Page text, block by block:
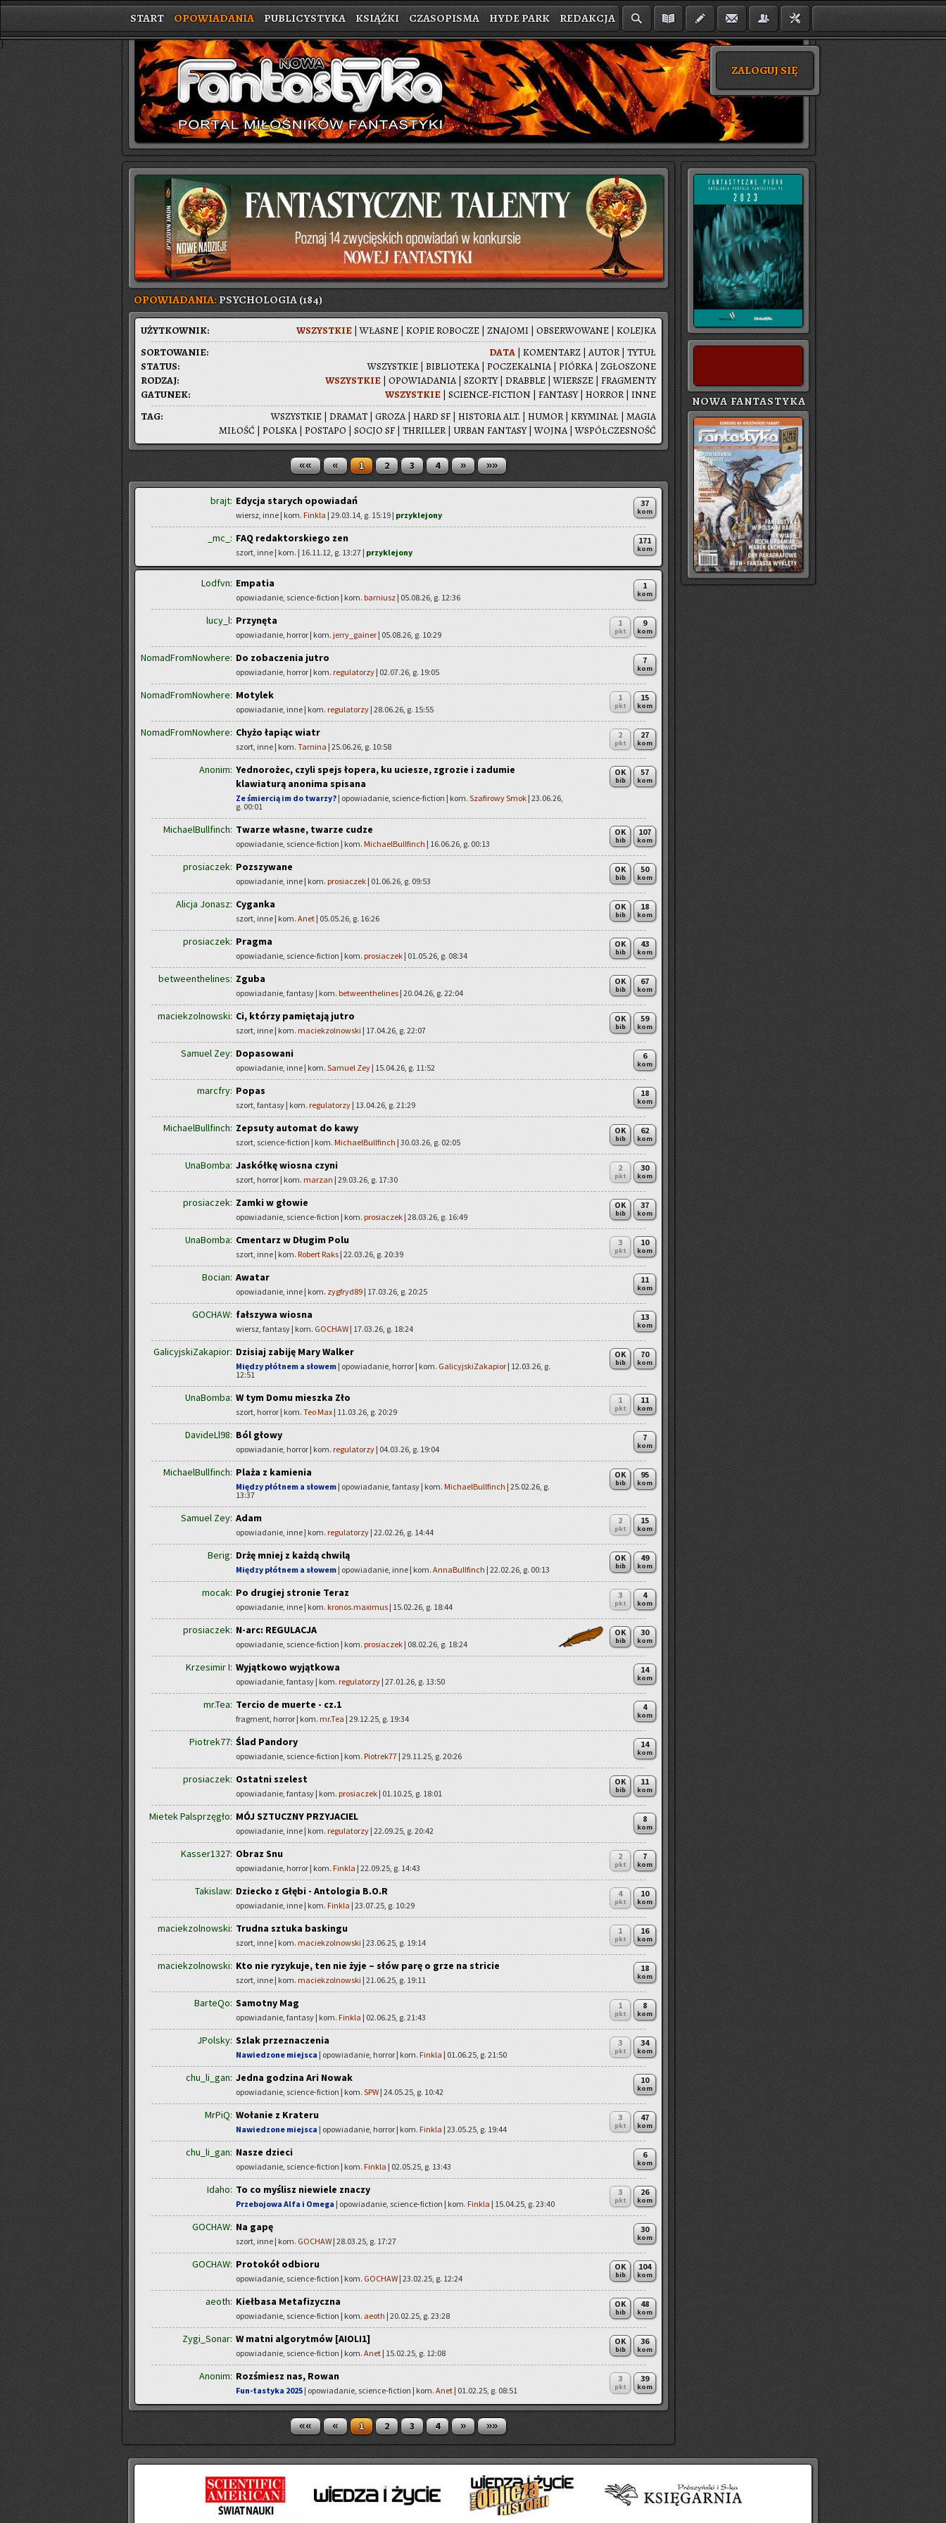
START OPOWIADANIA PUBLICYSTYKA KSIĄŻKI CZASOPISMA HYDE PARK REDAKCJA
ZALOGUJ SIĘ
}
OPOWIADANIA:PSYCHOLOGIA (184)
WSZYST­KIE |WŁA­SNE | KOPIE RO­BO­CZE | ZNA­JO­MI | OB­SER­WO­WA­NE | KO­LEJ­KA
UŻYT­KOW­NIK:
DATA | KO­MEN­TARZ |AUTOR| TYTUŁ
WSZYST­KIE | BI­BLIO­TE­KA| PO­CZE­KAL­NIA| PIÓR­KA| ZGŁO­SZO­NE
WSZYST­KIE | OPO­WIA­DA­NIA| SZOR­TY| DRAB­BLE |WIER­SZE | FRAG­MEN­TY
WSZYST­KIE | SCIEN­CE-FIC­TION | FAN­TA­SY| HOR­ROR| INNE
SOR­TO­WA­NIE:
STA­TUS:
RO­DZAJ:
GA­TU­NEK:
WSZYST­KIE | DRA­MAT | GROZA| HARD SF | HI­STO­RIA ALT. | HUMOR| KRY­MI­NAŁ | MAGIA
MI­ŁOŚĆ | POL­SKA| PO­STA­PO | SOCJO SF | THRIL­LER| URBAN FAN­TA­SY|WOJNA|WSPÓŁ­CZE­SNOŚĆ
TAG:
«« « 1 2 3 4 » »»
brajt: Edycja starych opowiadań
wiersz, inne | kom. Finkla | 29.03.14, g. 15:19 | przyklejony
37
kom
_mc_: FAQ redaktorskiego zen
szort, inne | kom. | 16.11.12, g. 13:27 | przyklejony
171
kom
Lodfvn: Empatia
opowiadanie, science-fiction | kom. barniusz | 05.08.26, g. 12:36
1
kom
lucy_l: Przynęta
opowiadanie, horror | kom. jerry_gainer | 05.08.26, g. 10:29
9
kom
1
pkt
NomadFromNowhere: Do zobaczenia jutro
opowiadanie, horror | kom. regulatorzy | 02.07.26, g. 19:05
7
kom
NomadFromNowhere: Motylek
opowiadanie, inne | kom. regulatorzy | 28.06.26, g. 15:55
15
kom
1
pkt
NomadFromNowhere: Chyżo łapiąc wiatr
szort, inne | kom. Tarnina | 25.06.26, g. 10:58
27
kom
2
pkt
Anonim: Yednorożec, czyli spejs łopera, ku uciesze, zgrozie i zadumie
klawiaturą anonima spisana
Ze śmiercią im do twarzy? | opowiadanie, science-fiction | kom. Szafirowy Smok | 23.06.26,
g. 00:01
57
kom
OK
bib
MichaelBullfinch: Twarze własne, twarze cudze
opowiadanie, science-fiction | kom. MichaelBullfinch | 16.06.26, g. 00:13
107
kom
OK
bib
prosiaczek: Pozszywane
opowiadanie, inne | kom. prosiaczek | 01.06.26, g. 09:53
50
kom
OK
bib
Alicja Jonasz: Cyganka
szort, inne | kom. Anet | 05.05.26, g. 16:26
18
kom
OK
bib
prosiaczek: Pragma
opowiadanie, science-fiction | kom. prosiaczek | 01.05.26, g. 08:34
43
kom
OK
bib
betweenthelines: Zguba
opowiadanie, fantasy | kom. betweenthelines | 20.04.26, g. 22:04
67
kom
OK
bib
maciekzolnowski: Ci, którzy pamiętają jutro
szort, inne | kom. maciekzolnowski | 17.04.26, g. 22:07
59
kom
OK
bib
Samuel Zey: Dopasowani
opowiadanie, inne | kom. Samuel Zey | 15.04.26, g. 11:52
6
kom
marcfry: Popas
szort, fantasy | kom. regulatorzy | 13.04.26, g. 21:29
18
kom
MichaelBullfinch: Zepsuty automat do kawy
szort, science-fiction | kom. MichaelBullfinch | 30.03.26, g. 02:05
62
kom
OK
bib
UnaBomba: Jaskółkę wiosna czyni
szort, horror | kom. marzan | 29.03.26, g. 17:30
30
kom
2
pkt
prosiaczek: Zamki w głowie
opowiadanie, science-fiction | kom. prosiaczek | 28.03.26, g. 16:49
37
kom
OK
bib
UnaBomba: Cmentarz w Długim Polu
szort, inne | kom. Robert Raks | 22.03.26, g. 20:39
10
kom
3
pkt
Bocian: Awatar
opowiadanie, inne | kom. zygfryd89 | 17.03.26, g. 20:25
11
kom
GOCHAW: fałszywa wiosna
wiersz, fantasy | kom. GOCHAW | 17.03.26, g. 18:24
13
kom
GalicyjskiZakapior: Dzisiaj zabiję Mary Walker
Między płótnem a słowem | opowiadanie, horror | kom. GalicyjskiZakapior | 12.03.26, g.
12:51
70
kom
OK
bib
UnaBomba: W tym Domu mieszka Zło
szort, horror | kom. Teo Max | 11.03.26, g. 20:29
11
kom
1
pkt
DavideLl98: Ból głowy
opowiadanie, horror | kom. regulatorzy | 04.03.26, g. 19:04
7
kom
MichaelBullfinch: Plaża z kamienia
Między płótnem a słowem | opowiadanie, fantasy | kom. MichaelBullfinch | 25.02.26, g.
13:37
95
kom
OK
bib
Samuel Zey: Adam
opowiadanie, inne | kom. regulatorzy | 22.02.26, g. 14:44
15
kom
2
pkt
Berig: Drżę mniej z każdą chwilą
Między płótnem a słowem | opowiadanie, inne | kom. AnnaBullfinch | 22.02.26, g. 00:13
49
kom
OK
bib
mocak: Po drugiej stronie Teraz
opowiadanie, inne | kom. kronos.maximus | 15.02.26, g. 18:44
4
kom
3
pkt
prosiaczek: N-arc: REGULACJA
opowiadanie, science-fiction | kom. prosiaczek | 08.02.26, g. 18:24
30
kom
OK
bib
Krzesimir I: Wyjątkowo wyjątkowa
opowiadanie, fantasy | kom. regulatorzy | 27.01.26, g. 13:50
14
kom
mr.Tea: Tercio de muerte - cz.1
fragment, horror | kom. mr.Tea | 29.12.25, g. 19:34
4
kom
Piotrek77: Ślad Pandory
opowiadanie, science-fiction | kom. Piotrek77 | 29.11.25, g. 20:26
14
kom
prosiaczek: Ostatni szelest
opowiadanie, fantasy | kom. prosiaczek | 01.10.25, g. 18:01
11
kom
OK
bib
Mietek Palsprzęgło: MÓJ SZTUCZNY PRZYJACIEL
opowiadanie, inne | kom. regulatorzy | 22.09.25, g. 20:42
8
kom
Kasser1327: Obraz Snu
opowiadanie, horror | kom. Finkla | 22.09.25, g. 14:43
7
kom
2
pkt
Takislaw: Dziecko z Głębi - Antologia B.O.R
opowiadanie, inne | kom. Finkla | 23.07.25, g. 10:29
10
kom
4
pkt
maciekzolnowski: Trudna sztuka baskingu
szort, inne | kom. maciekzolnowski | 23.06.25, g. 19:14
16
kom
1
pkt
maciekzolnowski: Kto nie ryzykuje, ten nie żyje – słów parę o grze na stricie
szort, inne | kom. maciekzolnowski | 21.06.25, g. 19:11
18
kom
BarteQo: Samotny Mag
opowiadanie, fantasy | kom. Finkla | 02.06.25, g. 21:43
8
kom
1
pkt
JPolsky: Szlak przeznaczenia
Nawiedzone miejsca | opowiadanie, horror | kom. Finkla | 01.06.25, g. 21:50
34
kom
3
pkt
chu_li_gan: Jedna godzina Ari Nowak
opowiadanie, science-fiction | kom. SPW | 24.05.25, g. 10:42
10
kom
MrPiQ: Wołanie z Krateru
Nawiedzone miejsca | opowiadanie, horror | kom. Finkla | 23.05.25, g. 19:44
47
kom
3
pkt
chu_li_gan: Nasze dzieci
opowiadanie, science-fiction | kom. Finkla | 02.05.25, g. 13:43
6
kom
Idaho: To co myślisz niewiele znaczy
Przebojowa Alfa i Omega | opowiadanie, science-fiction | kom. Finkla | 15.04.25, g. 23:40
26
kom
3
pkt
GOCHAW: Na gapę
szort, inne | kom. GOCHAW | 28.03.25, g. 17:27
30
kom
GOCHAW: Protokół odbioru
opowiadanie, science-fiction | kom. GOCHAW | 23.02.25, g. 12:24
104
kom
OK
bib
aeoth: Kiełbasa Metafizyczna
opowiadanie, science-fiction | kom. aeoth | 20.02.25, g. 23:28
48
kom
OK
bib
Zygi_Sonar: W matni algorytmów [AIOLI1]
opowiadanie, science-fiction | kom. Anet | 15.02.25, g. 12:08
36
kom
OK
bib
Anonim: Rozśmiesz nas, Rowan
Fun-tastyka 2025 | opowiadanie, science-fiction | kom. Anet | 01.02.25, g. 08:51
39
kom
3
pkt
«« « 1 2 3 4 » »»
NOWA FANTASTYKA